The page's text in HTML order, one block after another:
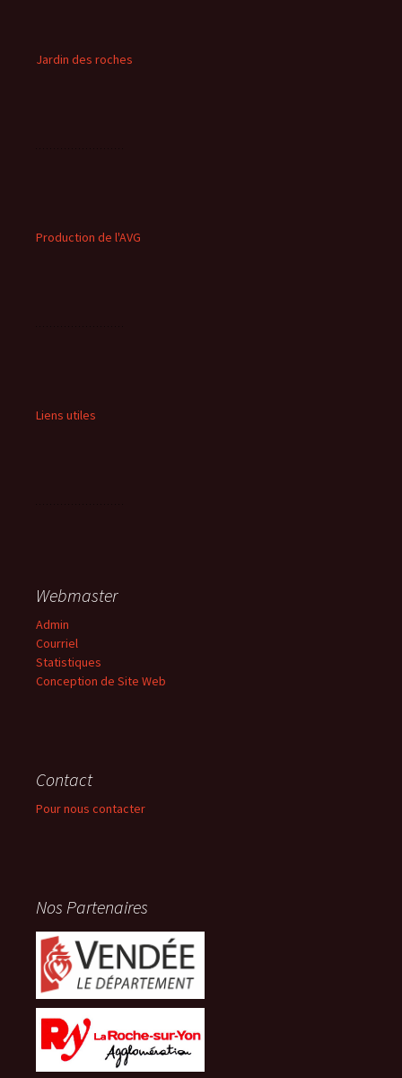
Jardin des roches
Production de l'AVG
Liens utiles
Webmaster
Admin
Courriel
Statistiques
Conception de Site Web
Contact
Pour nous contacter
Nos Partenaires